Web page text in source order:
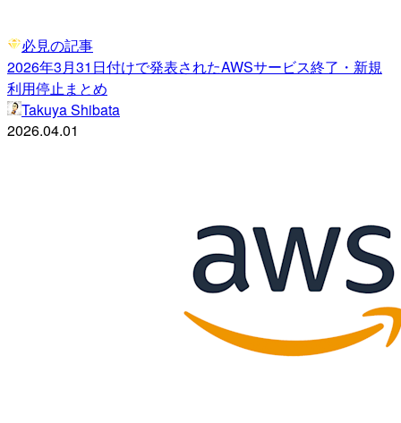
必見の記事
2026年3月31日付けで発表されたAWSサービス終了・新規
利用停止まとめ
Takuya Shibata
2026.04.01